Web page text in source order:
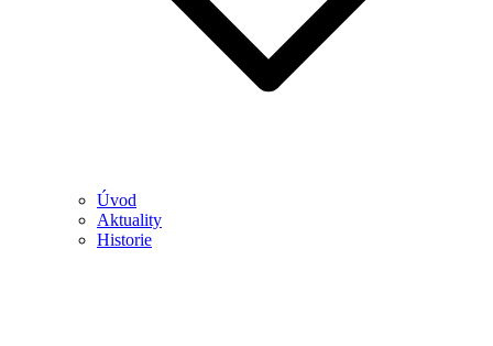
Úvod
Aktuality
Historie